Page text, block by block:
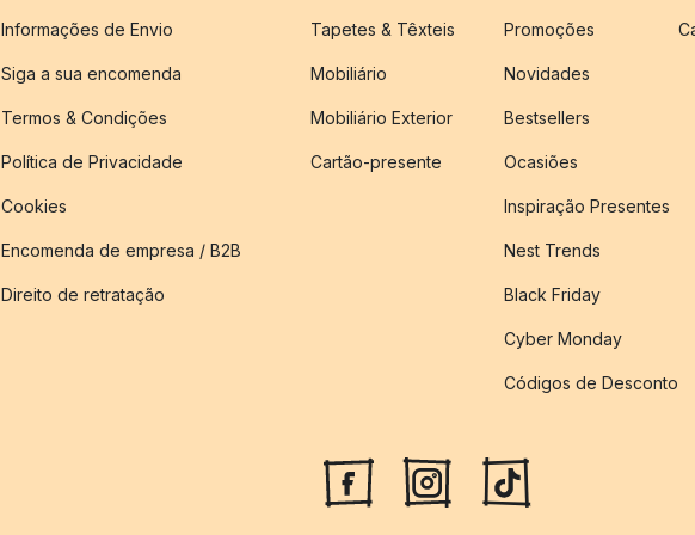
Informações de Envio
Siga a sua encomenda
Termos & Condições
Política de Privacidade
Cookies
Encomenda de empresa / B2B
Direito de retratação
Tapetes & Têxteis
Mobiliário
Mobiliário Exterior
Cartão-presente
Promoções
Novidades
Bestsellers
Ocasiões
Inspiração Presentes
Nest Trends
Black Friday
Cyber Monday
Códigos de Desconto